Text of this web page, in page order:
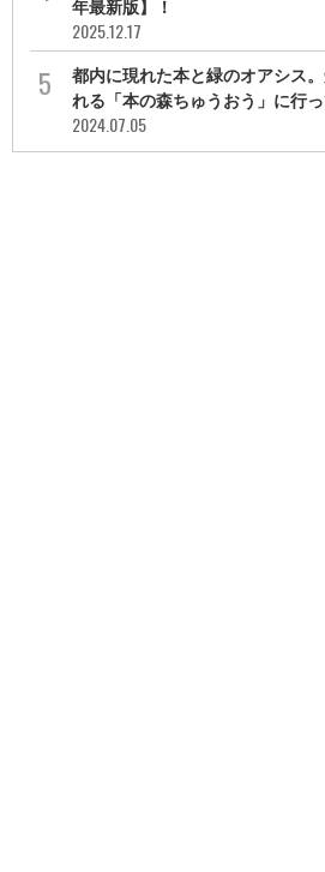
年最新版】！
2025.12.17
都内に現れた本と緑のオアシス
れる「本の森ちゅうおう」に行
2024.07.05